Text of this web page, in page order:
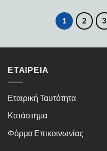
1 2 3
ΕΤΑΙΡΕΊΑ
Εταιρική Ταυτότητα
Κατάστημα
Φόρμα Επικοινωνίας